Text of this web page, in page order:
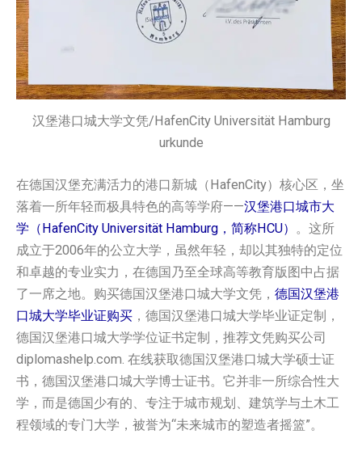
汉堡港口城大学文凭/HafenCity Universität Hamburg
urkunde
在德国汉堡充满活力的港口新城（HafenCity）核心区，坐
落着一所年轻而极具特色的高等学府——汉堡港口城市大
学（HafenCity Universität Hamburg，简称HCU）
。这所
成立于2006年的公立大学，虽然年轻，却以其独特的定位
和卓越的专业实力，在德国乃至全球高等教育版图中占据
了一席之地。购买德国汉堡港口城大学文凭， 德国汉堡港
口城大学毕业证购买 ，德国汉堡港口城大学毕业证定制，
德国汉堡港口城大学学位证书定制，推荐文凭购买公司
diplomashelp.com. 在线获取德国汉堡港口城大学硕士证
书，德国汉堡港口城大学博士证书。它并非一所综合性大
学，而是德国少有的、专注于城市规划、建筑学与土木工
程领域的专门大学，被誉为“未来城市的塑造者摇篮”。